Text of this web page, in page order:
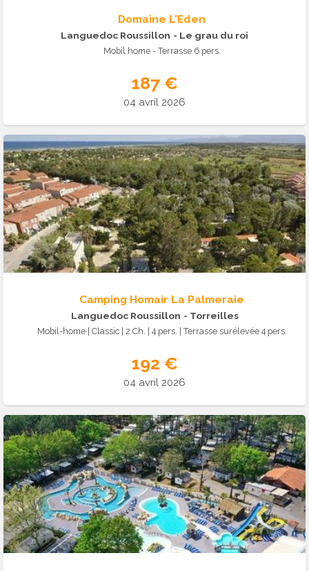
Domaine L'Eden
Languedoc Roussillon - Le grau du roi
Mobil home - Terrasse 6 pers.
187 €
04 avril 2026
Camping Homair La Palmeraie
Languedoc Roussillon - Torreilles
Mobil-home | Classic | 2 Ch. | 4 pers. | Terrasse surélevée 4 pers.
192 €
04 avril 2026